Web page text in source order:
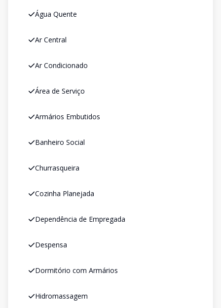
Água Quente
Ar Central
Ar Condicionado
Área de Serviço
Armários Embutidos
Banheiro Social
Churrasqueira
Cozinha Planejada
Dependência de Empregada
Despensa
Dormitório com Armários
Hidromassagem